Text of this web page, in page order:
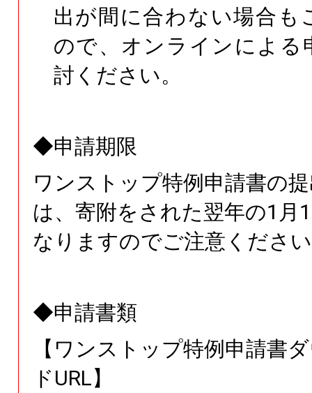
出が間に合わない場合も
ので、オンラインによる
討ください。
◆申請期限
ワンストップ特例申請書の
は、寄附をされた翌年の1月
なりますのでご注意くださ
◆申請書類
【ワンストップ特例申請書
ドURL】